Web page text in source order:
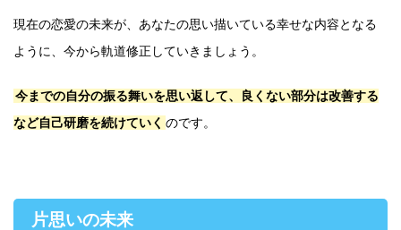
現在の恋愛の未来が、あなたの思い描いている幸せな内容となる
ように、今から軌道修正していきましょう。
今までの自分の振る舞いを思い返して、良くない部分は改善する
など自己研磨を続けていく のです。
片思いの未来